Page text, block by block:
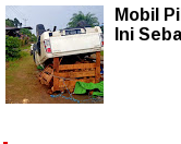
Mobil
Ini